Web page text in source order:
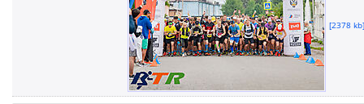
[2378